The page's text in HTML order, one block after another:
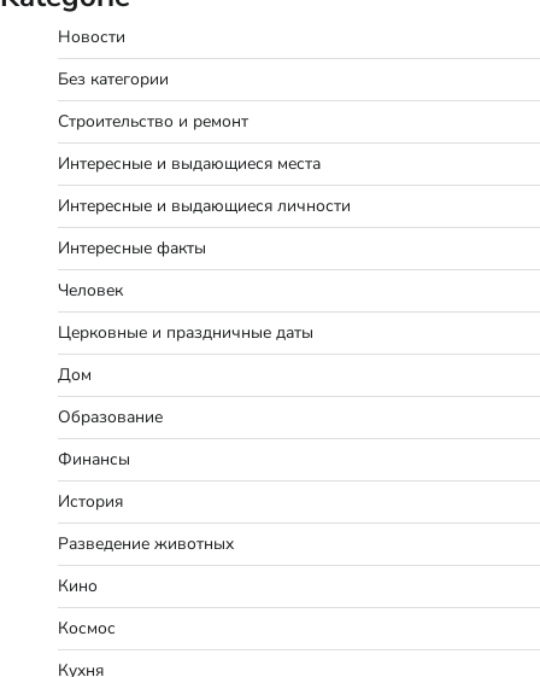
Новости
Без категории
Строительство и ремонт
Интересные и выдающиеся места
Интересные и выдающиеся личности
Интересные факты
Человек
Церковные и праздничные даты
Дом
Образование
Финансы
История
Разведение животных
Кино
Космос
Кухня